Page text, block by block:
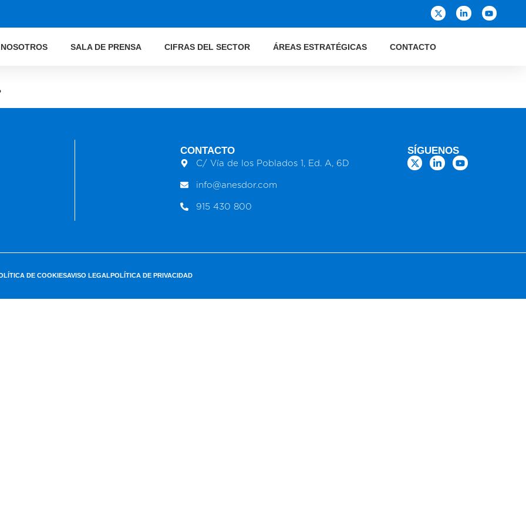
SALA DE PRENSA CIFRAS DEL SECTOR ÁREAS ESTRATÉGICAS CONTACTO
CONTACTO
C/ Vía de los Poblados 1, Ed. A, 6D
info@anesdor.com
915 430 800
SÍGUENOS
DE COOKIESAVISO LEGAL POLÍTICA DE PRIVACIDAD